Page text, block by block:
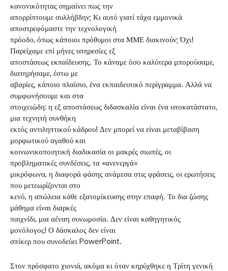
κανονικότητας σημαίνει πως την
απορρίπτουμε συλλήβδην; Κι αυτό γιατί τάχα εμμονικά
αποστρεφόμαστε την τεχνολογική
πρόοδο, όπως κάποιοι πρόθυμοι στα ΜΜΕ διακινούν; Όχι!
Παρείχαμε επί μήνες υπηρεσίες εξ
αποστάσεως εκπαίδευσης. Το κάναμε όσο καλύτερα μπορούσαμε,
διατηρήσαμε, έστω με
αβαρίες, κάποιο πλαίσιο, ένα εκπαιδευτικό περίγραμμα. Αλλά να
συμφωνήσουμε και στα
στοιχειώδη: η εξ αποστάσεως διδασκαλία είναι ένα υποκατάστατο,
μια τεχνητή συνθήκη
εκτός αντιληπτικού κάδρου! Δεν μπορεί να είναι μεταβίβαση
μορφωτικού αγαθού και
κοινωνικοποιητική διαδικασία οι μακρές σιωπές, οι
προβληματικές συνδέσεις, τα «ανενεργά»
μικρόφωνα, η διαφορά φάσης ανάμεσα στις φράσεις, οι ερωτήσεις
που μετεωρίζονται στο
κενό, η απώλεια κάθε εξατομίκευσης στην επαφή. Το δια ζώσης
μάθημα είναι διαρκές
παιχνίδι, μια αέναη συνωμοσία. Δεν είναι καθηγητικός
μονόλογος! Ο δάσκαλος δεν είναι
σπίκερ που συνοδεύει PowerPoint.
Στον πρόσφατο χιονιά, ακόμα κι όταν κηρύχθηκε η Τρίτη γενική